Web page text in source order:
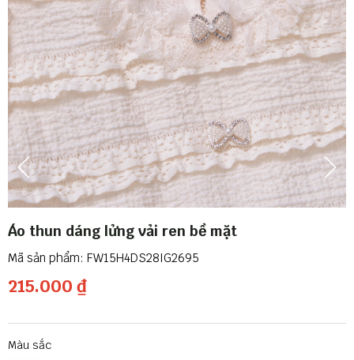
Áo thun dáng lửng vải ren bề mặt
215.000 ₫
Màu sắc
FW15H4DS28IG2695